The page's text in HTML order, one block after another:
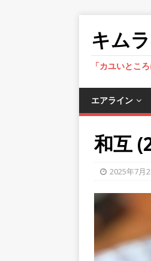
キム
「カユいとこ
エアライン
和互
2025年7月